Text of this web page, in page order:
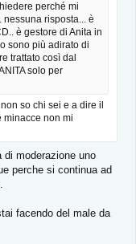
perché mi
risposta... è
è gestore di Anita in
sono più adirato di
trattato così dal
solo per
so chi sei e a dire il
minacce non mi
di moderazione uno
perche si continua ad
facendo del male da